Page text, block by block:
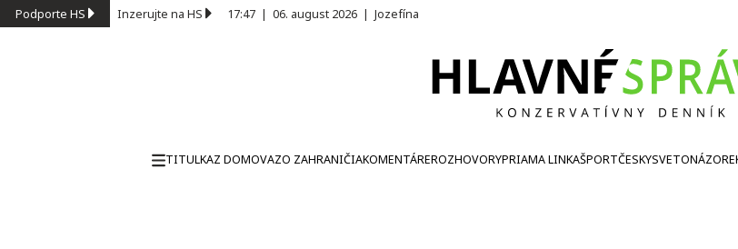
Podporte HS Inzerujte na HS 17:47 | 06. august 2026 | Jozefína
TITULKAZ DOMOVAZO ZAHRANIČIAKOMENTÁREROZHOVORYPRIAMA LINKAŠPORTČESKYSVETONÁZOR